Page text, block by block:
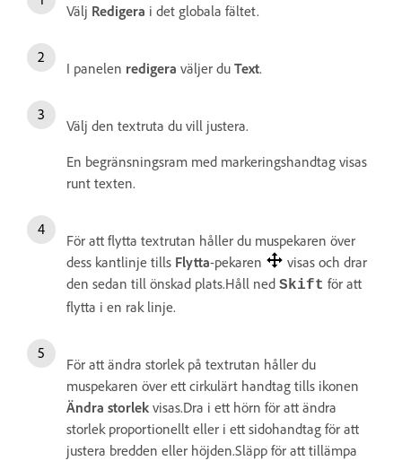
Välj Redigera i det globala fältet.
I panelen redigera väljer du Text.
Välj den textruta du vill justera.
En begränsningsram med markeringshandtag visas
runt texten.
För att flytta textrutan håller du muspekaren över
dess kantlinje tills Flytta-pekaren
visas och drar
den sedan till önskad plats.Håll ned Skift för att
flytta i en rak linje.
För att ändra storlek på textrutan håller du
muspekaren över ett cirkulärt handtag tills ikonen
Ändra storlek visas.Dra i ett hörn för att ändra
storlek proportionellt eller i ett sidohandtag för att
justera bredden eller höjden.Släpp för att tillämpa